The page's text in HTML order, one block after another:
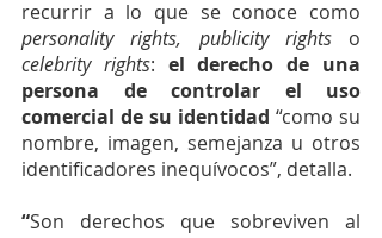
personality rights, publicity rights
celebrity rights: el derecho de una
persona de controlar el uso
comercial de su identidad “como su
nombre, imagen, semejanza u otros
identificadores inequívocos”, detalla.
“Son derechos que sobreviven al